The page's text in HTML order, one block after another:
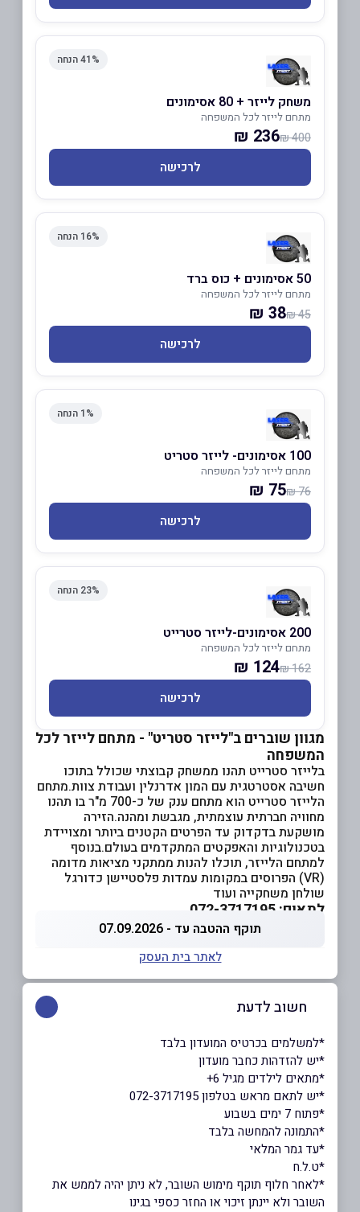
41% הנחה
משחק לייזר + 80 אסימונים
מתחם לייזר לכל המשפחה
400 ₪
236 ₪
לרכישה
16% הנחה
50 אסימונים + כוס ברד
מתחם לייזר לכל המשפחה
45 ₪
38 ₪
לרכישה
1% הנחה
100 אסימונים- לייזר סטריט
מתחם לייזר לכל המשפחה
76 ₪
75 ₪
לרכישה
23% הנחה
200 אסימונים-לייזר סטרייט
מתחם לייזר לכל המשפחה
162 ₪
124 ₪
לרכישה
מגוון שוברים ב"לייזר סטריט" - מתחם לייזר לכל
המשפחה
בלייזר סטרייט תהנו ממשחק קבוצתי שכולל בתוכו
חשיבה אסטרטגית עם המון אדרנלין ועבודת צוות.מתחם
הלייזר סטרייט הוא מתחם ענק של כ-700 מ"ר בו תהנו
מחוויה חברתית עוצמתית, מגבשת ומהנה.הזירה
מושקעת בדקדוק עד הפרטים הקטנים ביותר ומצויידת
בטכנולוגיות והאפקטים המתקדמים בעולם.בנוסף
למתחם הלייזר, תוכלו להנות ממתקני מציאות מדומה
(VR) הפרוסים במקומות עמדות פלסטיישן כדורגל
שולחן משחקייה ועוד
לתאום: 072-3717195
תוקף ההטבה עד - 07.09.2026
לאתר בית העסק
חשוב לדעת
*למשלמים בכרטיס המועדון בלבד
*יש להזדהות כחבר מועדון
*מתאים לילדים מגיל 6+
*יש לתאם מראש בטלפון 072-3717195
*פתוח 7 ימים בשבוע
*התמונה להמחשה בלבד
*עד גמר המלאי
*ט.ל.ח
*לאחר חלוף תוקף מימוש השובר, לא ניתן יהיה לממש את
השובר ולא יינתן זיכוי או החזר כספי בגינו